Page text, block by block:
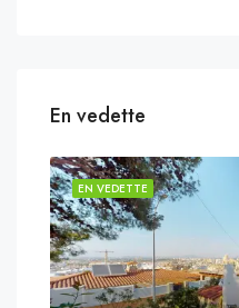
En vedette
EN VEDETTE